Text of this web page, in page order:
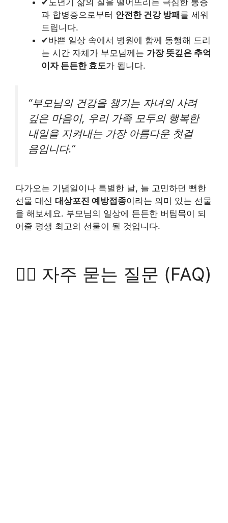
✔노년기 삶의 질을 떨어뜨리는 극심한 통증
과 합병증으로부터 안전한 건강 방패 를 세워
드립니다.
✔바쁜 일상 속에서 병원에 함께 동행해 드리
는 시간 자체가 부모님께는 가장 뜻깊은 추억
이자 든든한 효도가 됩니다.
“부모님의 건강을 챙기는 자녀의 사려
깊은 마음이, 우리 가족 모두의 행복한
내일을 지켜내는 가장 아름다운 첫걸
음입니다.”
다가오는 기념일이나 특별한 날, 늘 고민하던 뻔한
선물 대신 대상포진 예방접종이라는 의미 있는 선물
을 해보세요. 부모님의 일상에 든든한 버팀목이 되
어줄 평생 최고의 선물이 될 것입니다.
🙋‍♂️ 자주 묻는 질문 (FAQ)